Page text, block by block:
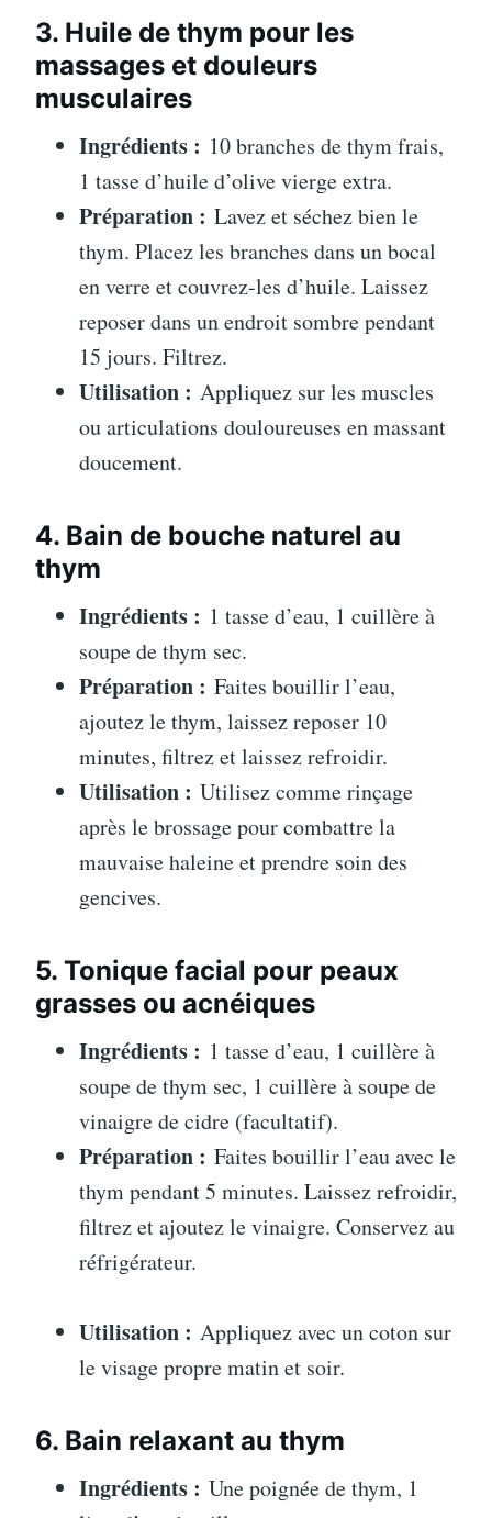
3. Huile de thym pour les
massages et douleurs
musculaires
Ingrédients : 10 branches de thym frais,
1 tasse d’huile d’olive vierge extra.
Préparation : Lavez et séchez bien le
thym. Placez les branches dans un bocal
en verre et couvrez-les d’huile. Laissez
reposer dans un endroit sombre pendant
15 jours. Filtrez.
Utilisation : Appliquez sur les muscles
ou articulations douloureuses en massant
doucement.
4. Bain de bouche naturel au
thym
Ingrédients : 1 tasse d’eau, 1 cuillère à
soupe de thym sec.
Préparation : Faites bouillir l’eau,
ajoutez le thym, laissez reposer 10
minutes, filtrez et laissez refroidir.
Utilisation : Utilisez comme rinçage
après le brossage pour combattre la
mauvaise haleine et prendre soin des
gencives.
5. Tonique facial pour peaux
grasses ou acnéiques
Ingrédients : 1 tasse d’eau, 1 cuillère à
soupe de thym sec, 1 cuillère à soupe de
vinaigre de cidre (facultatif).
Préparation : Faites bouillir l’eau avec le
thym pendant 5 minutes. Laissez refroidir,
filtrez et ajoutez le vinaigre. Conservez au
réfrigérateur.
Utilisation : Appliquez avec un coton sur
le visage propre matin et soir.
6. Bain relaxant au thym
Ingrédients : Une poignée de thym, 1